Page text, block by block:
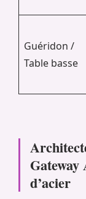
Guéridon /
Table basse
Gateway
d’acier